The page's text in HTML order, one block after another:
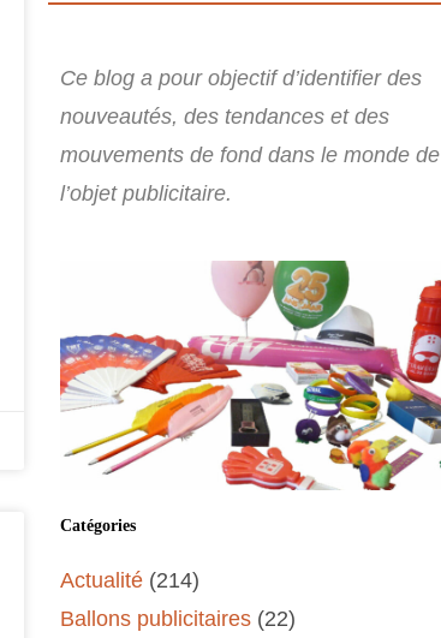
Ce blog a pour objectif d’identifier des
nouveautés, des tendances et des
mouvements de fond dans le monde de
l’objet publicitaire.
Catégories
Actualité (214)
Ballons publicitaires (22)